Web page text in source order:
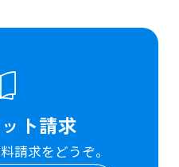
ト請求
請求をどうぞ。